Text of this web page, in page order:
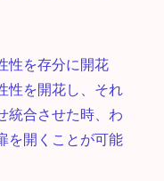
性を存分に開花
性を開花し、それ
統合させた時、わ
を開くことが可能